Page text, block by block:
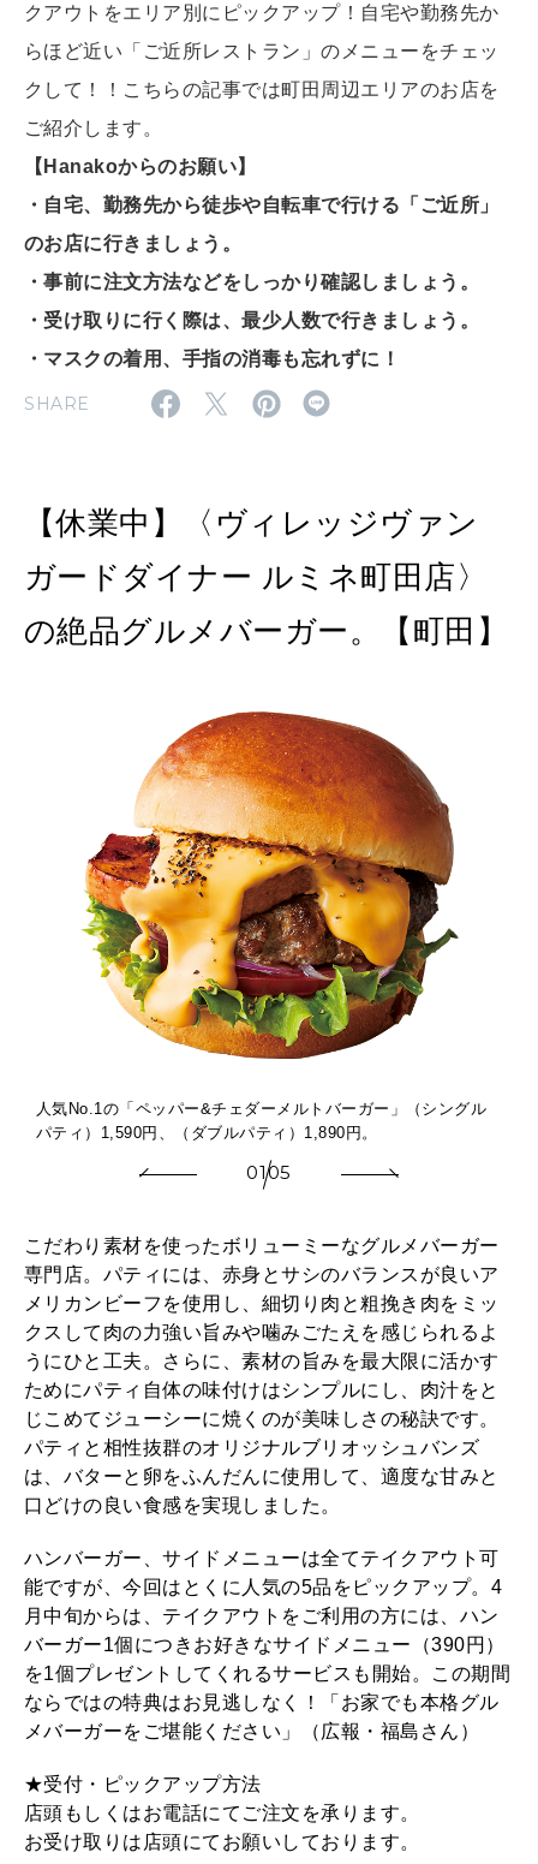
自分を耕す
WORK&MONEY
いい人生って？
MAGAZINE
特集
2026年9月号「北海道 おいしく遊ぶ、夏のご褒美旅。」
2026年8月号『お茶の時間です。』
2026年6月号「大銀座 トレンドが生まれる 新しい一流店へ。」
2026年5月号「“大好き”に出会いに。韓国」
2026年4月号「未来をつくる、学びの教科書。」
2026年2月号「良運を掴む 新・開運術。」
2026年1月号「猫がいれば、幸せ」
2025年12月号「お酒の新常識。」
FOLLOW US!
クアウトをエリア別にピックアップ！自宅や勤務先か
らほど近い「ご近所レストラン」のメニューをチェッ
クして！！こちらの記事では町田周辺エリアのお店を
ご紹介します。
【Hanakoからのお願い】
・自宅、勤務先から徒歩や自転車で行ける「ご近所」
のお店に行きましょう。
・事前に注文方法などをしっかり確認しましょう。
・受け取りに行く際は、最少人数で行きましょう。
・マスクの着用、手指の消毒も忘れずに！
SHARE
【休業中】〈ヴィレッジヴァン
ガードダイナー ルミネ町田店〉
の絶品グルメバーガー。【町田】
人気No.1の「ペッパー&チェダーメルトバーガー」（シングル
パティ）1,590円、（ダブルパティ）1,890円。
0105
こだわり素材を使ったボリューミーなグルメバーガー
専門店。パティには、赤身とサシのバランスが良いア
メリカンビーフを使用し、細切り肉と粗挽き肉をミッ
クスして肉の力強い旨みや噛みごたえを感じられるよ
うにひと工夫。さらに、素材の旨みを最大限に活かす
ためにパティ自体の味付けはシンプルにし、肉汁をと
じこめてジューシーに焼くのが美味しさの秘訣です。
パティと相性抜群のオリジナルブリオッシュバンズ
は、バターと卵をふんだんに使用して、適度な甘みと
口どけの良い食感を実現しました。
ハンバーガー、サイドメニューは全てテイクアウト可
能ですが、今回はとくに人気の5品をピックアップ。4
月中旬からは、テイクアウトをご利用の方には、ハン
バーガー1個につきお好きなサイドメニュー（390円）
を1個プレゼントしてくれるサービスも開始。この期間
ならではの特典はお見逃しなく！「お家でも本格グル
メバーガーをご堪能ください」（広報・福島さん）
★受付・ピックアップ方法
店頭もしくはお電話にてご注文を承ります。
お受け取りは店頭にてお願いしております。